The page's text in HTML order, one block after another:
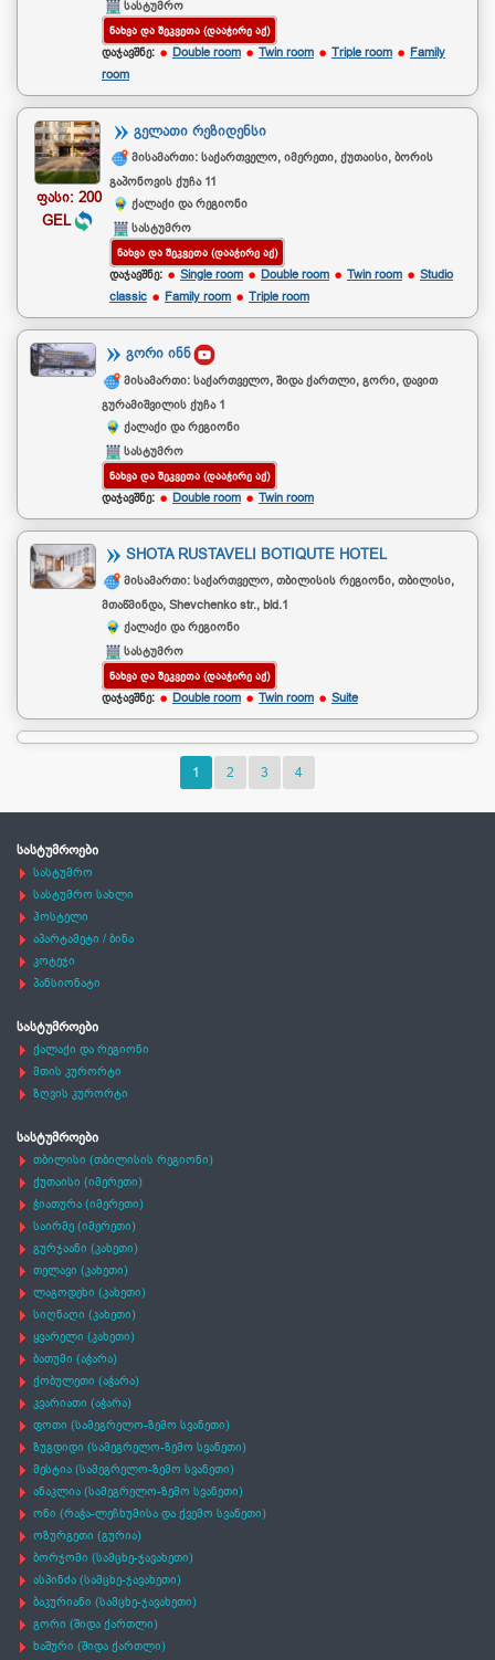
სასტუმრო
ᲜᲐᲮᲕᲐ ᲓᲐ ᲨᲔᲙᲕᲔᲗᲐ (ᲓᲐᲐᲭᲘᲠᲔ ᲐᲥ)
დაჯავშნე: Double room Twin room Triple room
Family
room
ფასი: 200
GEL
ᲒᲔᲚᲐᲗᲘ ᲠᲔᲖᲘᲓᲔᲜᲡᲘ
მისამართი: საქართველო, იმერეთი, ქუთაისი, ბორის
გაპონოვის ქუჩა 11
ქალაქი და რეგიონი
სასტუმრო
ᲜᲐᲮᲕᲐ ᲓᲐ ᲨᲔᲙᲕᲔᲗᲐ (ᲓᲐᲐᲭᲘᲠᲔ ᲐᲥ)
დაჯავშნე: Single room Double room Twin room
Studio
classic
Family room Triple room
ᲒᲝᲠᲘ ᲘᲜᲜ
მისამართი: საქართველო, შიდა ქართლი, გორი, დავით
გურამიშვილის ქუჩა 1
ქალაქი და რეგიონი
სასტუმრო
ᲜᲐᲮᲕᲐ ᲓᲐ ᲨᲔᲙᲕᲔᲗᲐ (ᲓᲐᲐᲭᲘᲠᲔ ᲐᲥ)
დაჯავშნე: Double room Twin room
SHOTA RUSTAVELI BOTIQUTE HOTEL
მისამართი: საქართველო, თბილისის რეგიონი, თბილისი,
მთაწმინდა, Shevchenko str., bld.1
ქალაქი და რეგიონი
სასტუმრო
ᲜᲐᲮᲕᲐ ᲓᲐ ᲨᲔᲙᲕᲔᲗᲐ (ᲓᲐᲐᲭᲘᲠᲔ ᲐᲥ)
დაჯავშნე: Double room Twin room Suite
1 2 3 4
სასტუმროები
სასტუმრო
სასტუმრო სახლი
ჰოსტელი
აპარტამეტი / ბინა
კოტეჯი
პანსიონატი
სასტუმროები
ქალაქი და რეგიონი
მთის კურორტი
ზღვის კურორტი
სასტუმროები
თბილისი (თბილისის რეგიონი)
ქუთაისი (იმერეთი)
ჭიათურა (იმერეთი)
საირმე (იმერეთი)
გურჯაანი (კახეთი)
თელავი (კახეთი)
ლაგოდეხი (კახეთი)
სიღნაღი (კახეთი)
ყვარელი (კახეთი)
ბათუმი (აჭარა)
ქობულეთი (აჭარა)
კვარიათი (აჭარა)
ფოთი (სამეგრელო-ზემო სვანეთი)
ზუგდიდი (სამეგრელო-ზემო სვანეთი)
მესტია (სამეგრელო-ზემო სვანეთი)
ანაკლია (სამეგრელო-ზემო სვანეთი)
ონი (რაჭა-ლეჩხუმისა და ქვემო სვანეთი)
ოზურგეთი (გურია)
ბორჯომი (სამცხე-ჯავახეთი)
ასპინძა (სამცხე-ჯავახეთი)
ბაკურიანი (სამცხე-ჯავახეთი)
გორი (შიდა ქართლი)
ხაშური (შიდა ქართლი)